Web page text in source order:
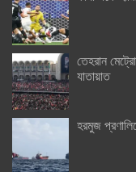
তেহরান
যাতায়াত
হরমুজ